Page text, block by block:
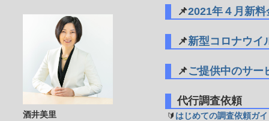
📌2021年４月新
📌新型コロナウイ
📌ご提供中のサー
代行調査依頼
🔰 はじめての調査依頼ガ
酒井美里